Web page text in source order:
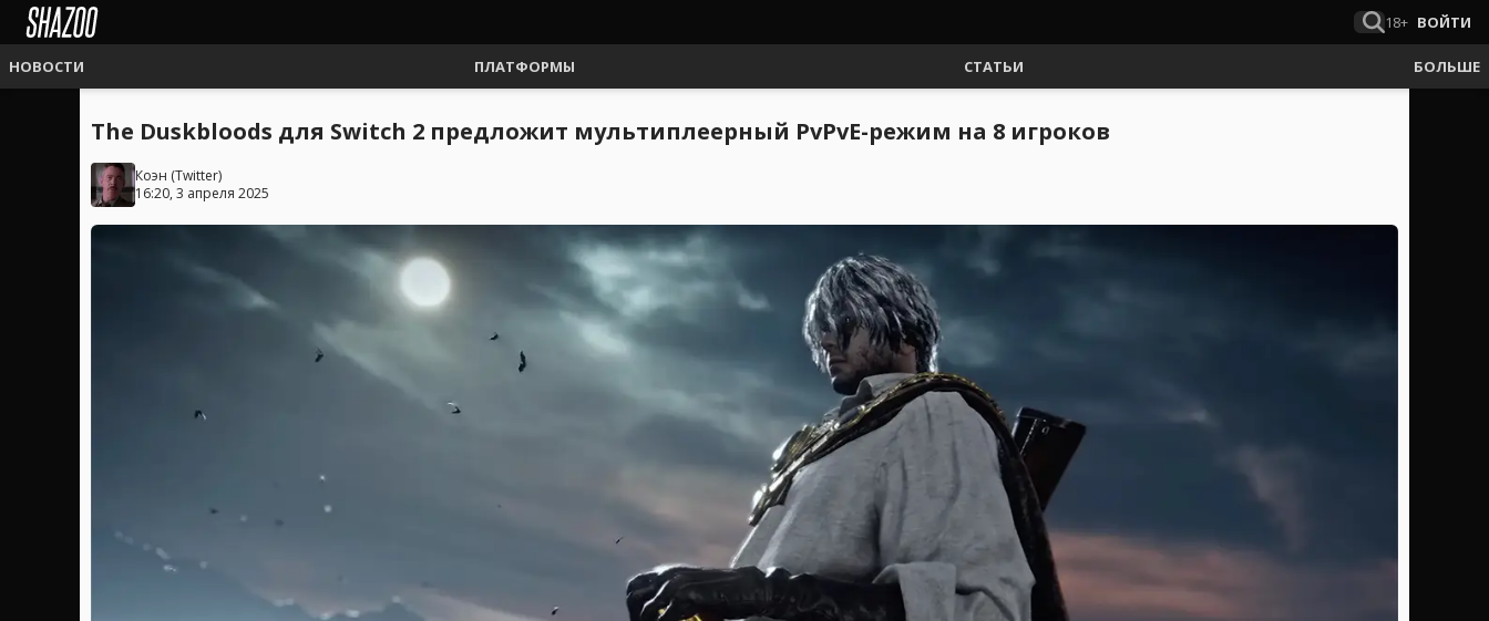
18+ ВОЙТИ
НОВОСТИ ПЛАТФОРМЫ СТАТЬИ БОЛЬШЕ
The Duskbloods для Switch 2 предложит мультиплеерный PvPvE-режим на 8 игроков
Коэн (Twitter)
16:20, 3 апреля 2025